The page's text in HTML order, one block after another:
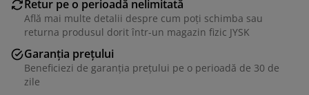
Retur pe o perioadă nelimitată
Află mai multe detalii despre cum poți schimba sau
returna produsul dorit într-un magazin fizic JYSK
Garanția prețului
Beneficiezi de garanția prețului pe o perioadă de 30 de
zile